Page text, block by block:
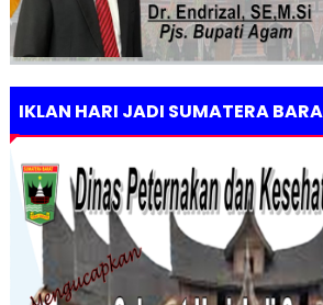
IKLAN HARI JADI SUMATERA